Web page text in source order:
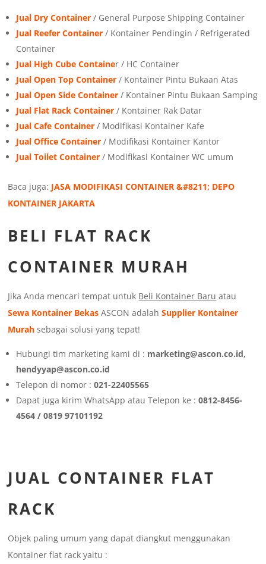
Jual Dry Container / General Purpose Shipping Container
Jual Reefer Container / Kontainer Pendingin / Refrigerated
Container
Jual High Cube Container / HC Container
Jual Open Top Container / Kontainer Pintu Bukaan Atas
Jual Open Side Container / Kontainer Pintu Bukaan Samping
Jual Flat Rack Container / Kontainer Rak Datar
Jual Cafe Container / Modifikasi Kontainer Kafe
Jual Office Container / Modifikasi Kontainer Kantor
Jual Toilet Container / Modifikasi Kontainer WC umum
Baca juga: JASA MODIFIKASI CONTAINER &#8211; DEPO
KONTAINER JAKARTA
BELI FLAT RACK
CONTAINER MURAH
Jika Anda mencari tempat untuk Beli Kontainer Baru atau
Sewa Kontainer Bekas ASCON adalahSupplier Kontainer
Murah sebagai solusi yang tepat!
Hubungi tim marketing kami di : marketing@ascon.co.id,
hendyyap@ascon.co.id
Telepon di nomor :021-22405565
Dapat juga kirim WhatsApp atau Telepon ke :0812-8456-
4564 / 0819 97101192
JUAL CONTAINER FLAT
RACK
Objek paling umum yang dapat diangkut menggunakan
Kontainer flat rack yaitu :